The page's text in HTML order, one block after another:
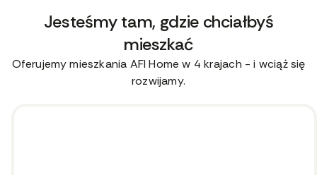
Jesteśmy tam, gdzie chciałbyś
mieszkać
Oferujemy mieszkania AFI Home w 4 krajach - i wciąż się
rozwijamy.